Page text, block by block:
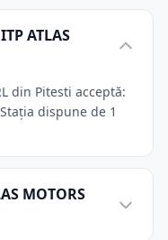
ATLAS
din Pitesti acceptă:
dispune de 1
MOTORS